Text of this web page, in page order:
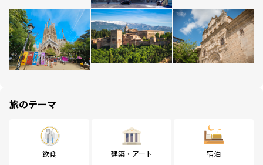
旅のテーマ
飲食 建築・アート 宿泊